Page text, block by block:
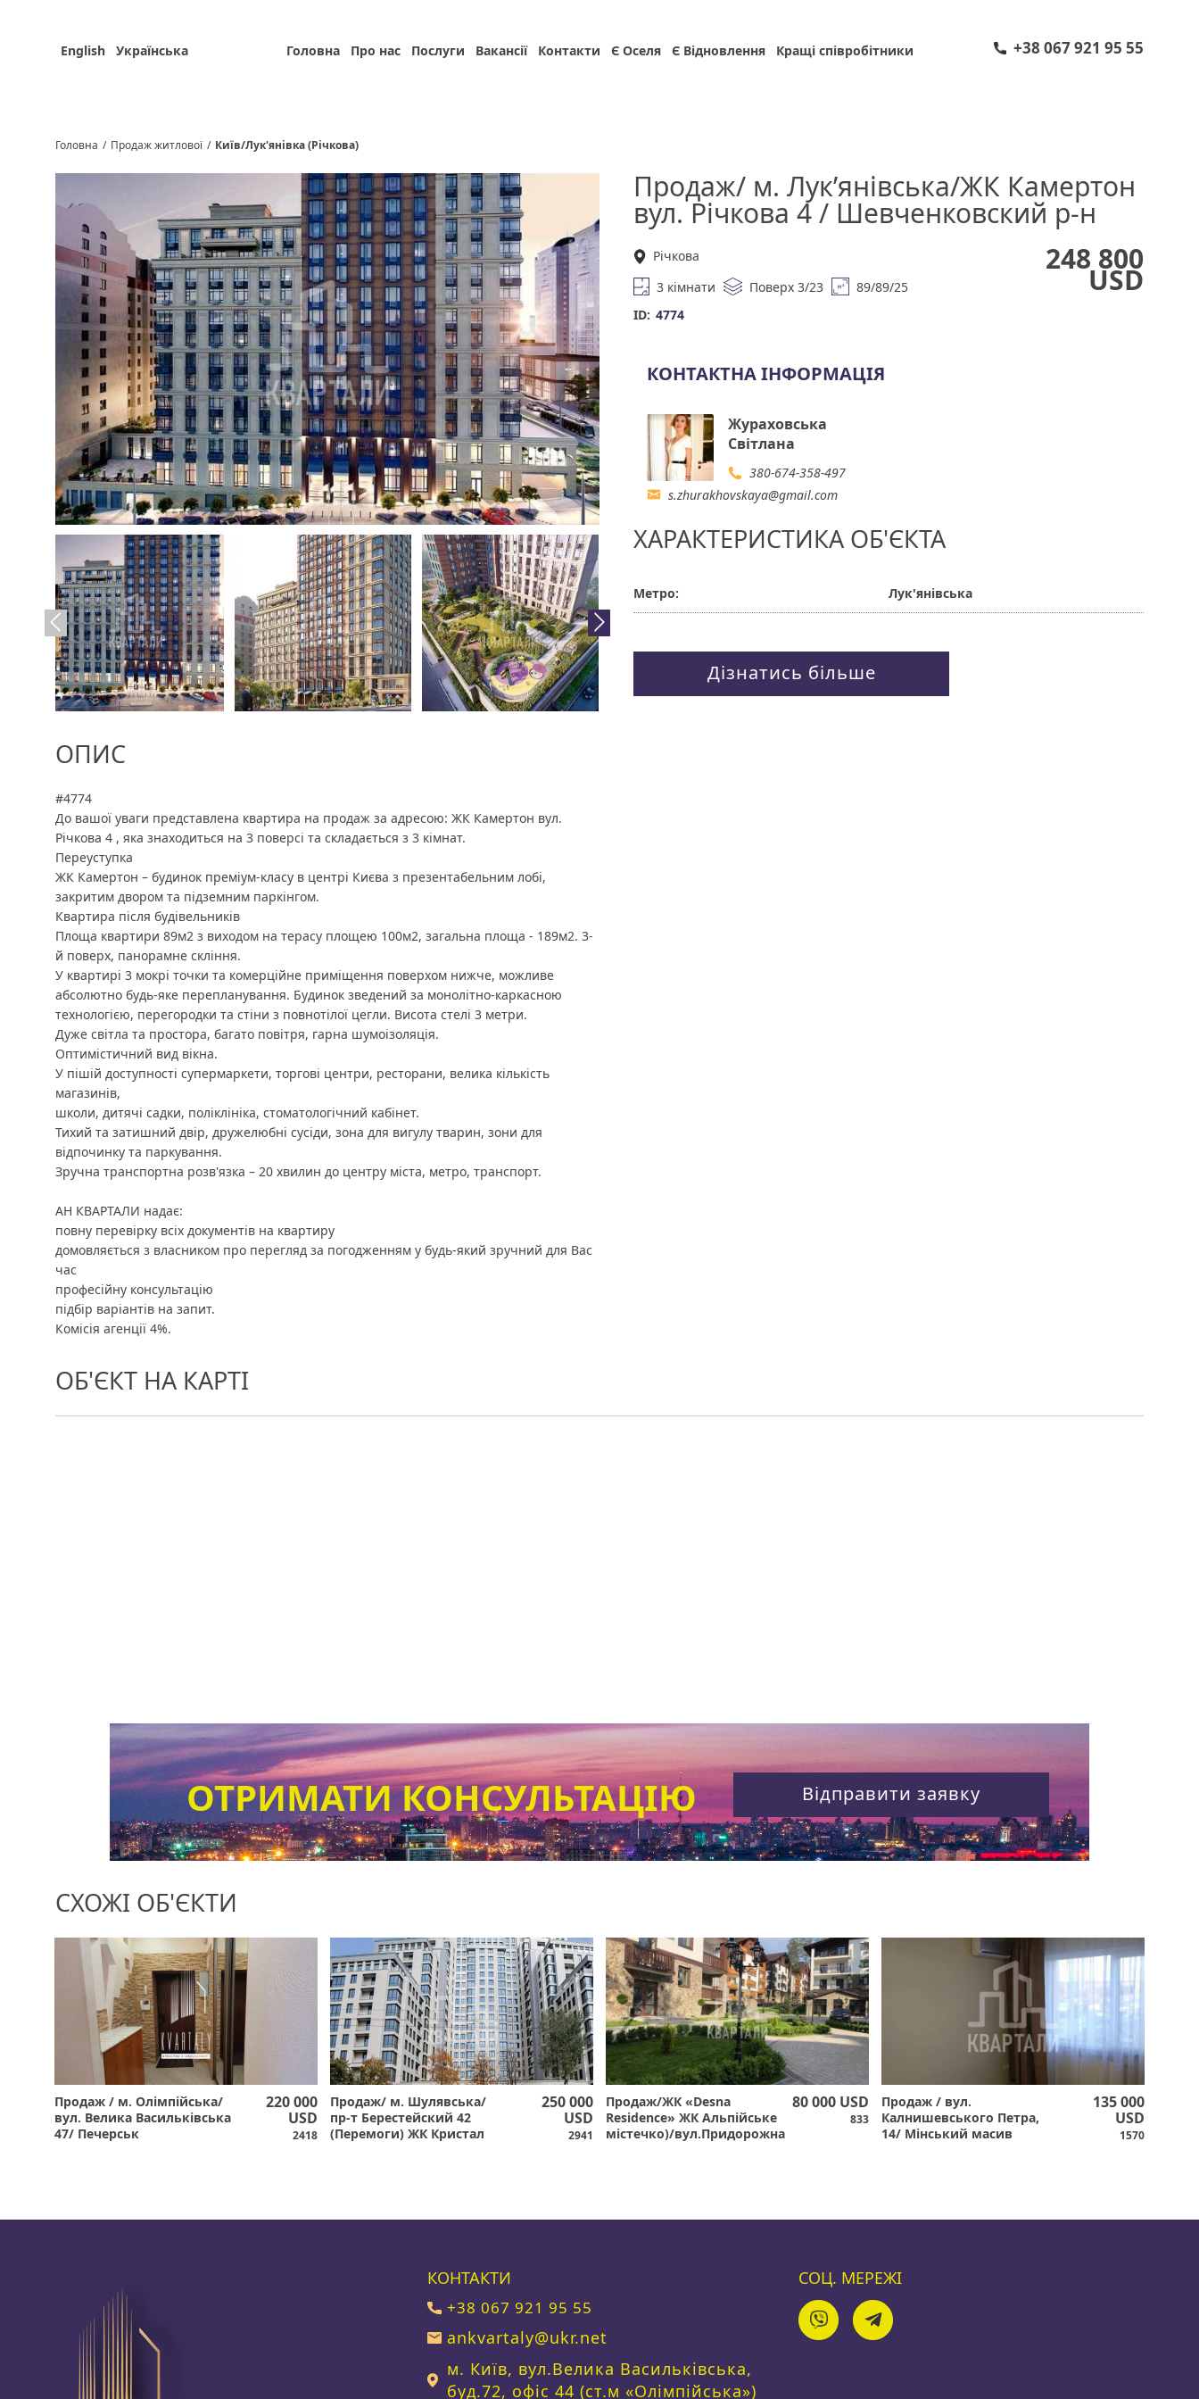
English Українська Головна Про нас Послуги Вакансії Контакти Є Оселя Є Відновлення Кращі співробітники +38 067 921 95 55
Головна / Продаж житлової / Київ/Лук'янівка (Річкова)
ОПИС
#4774
До вашої уваги представлена квартира на продаж за адресою: ЖК Камертон вул.
Річкова 4 , яка знаходиться на 3 поверсі та складається з 3 кімнат.
Переуступка
ЖК Камертон – будинок преміум-класу в центрі Києва з презентабельним лобі,
закритим двором та підземним паркінгом.
Квартира після будівельників
Площа квартири 89м2 з виходом на терасу площею 100м2, загальна площа - 189м2. 3-
й поверх, панорамне скління.
У квартирі 3 мокрі точки та комерційне приміщення поверхом нижче, можливе
абсолютно будь-яке перепланування. Будинок зведений за монолітно-каркасною
технологією, перегородки та стіни з повнотілої цегли. Висота стелі 3 метри.
Дуже світла та простора, багато повітря, гарна шумоізоляція.
Оптимістичний вид вікна.
У пішій доступності супермаркети, торгові центри, ресторани, велика кількість
магазинів,
школи, дитячі садки, поліклініка, стоматологічний кабінет.
Тихий та затишний двір, дружелюбні сусіди, зона для вигулу тварин, зони для
відпочинку та паркування.
Зручна транспортна розв'язка – 20 хвилин до центру міста, метро, транспорт.
АН КВАРТАЛИ надає:
повну перевірку всіх документів на квартиру
домовляється з власником про перегляд за погодженням у будь-який зручний для Вас
час
професійну консультацію
підбір варіантів на запит.
Комісія агенції 4%.
Продаж/ м. Лук’янівська/ЖК Камертон
вул. Річкова 4 / Шевченковский р-н
Річкова
3 кімнати
Поверх 3/23
89/89/25
ID: 4774
248 800
USD
КОНТАКТНА ІНФОРМАЦІЯ
Жураховська
Світлана
380-674-358-497
s.zhurakhovskaya@gmail.com
ХАРАКТЕРИСТИКА ОБ'ЄКТА
Метро: Лук'янівська
Дізнатись більше
ОБ'ЄКТ НА КАРТІ
ОТРИМАТИ КОНСУЛЬТАЦІЮ Відправити заявку
СХОЖІ ОБ'ЄКТИ
Продаж / м. Олімпійська/
вул. Велика Васильківська
47/ Печерськ
220 000
USD
2418
Продаж/ м. Шулявська/
пр-т Берестейский 42
(Перемоги) ЖК Кристал
250 000
USD
2941
Продаж/ЖК «Desna
Residence» ЖК Альпійське
містечко)/вул.Придорожна
80 000 USD
833
Продаж / вул.
Калнишевського Петра,
14/ Мінський масив
135 000
USD
1570
КОНТАКТИ
+38 067 921 95 55
ankvartaly@ukr.net
м. Київ, вул.Велика Васильківська,
буд.72, офіс 44 (ст.м «Олімпійська»)
СОЦ. МЕРЕЖІ